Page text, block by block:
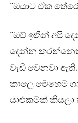
“ඔයාට ඒක
“ඔව් ඉතින් අපි
දෙන්න
වැඩි වෙනවා
කාලෙ මෙහෙම
යාළුකමක් කියලා